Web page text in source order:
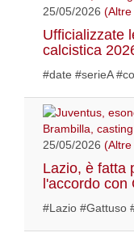
25/05/2026 (Altre
Ufficializzate
calcistica
#date #serieA
25/05/2026 (Altre
Lazio, è fatta
l'accordo con
#Lazio #Gattuso